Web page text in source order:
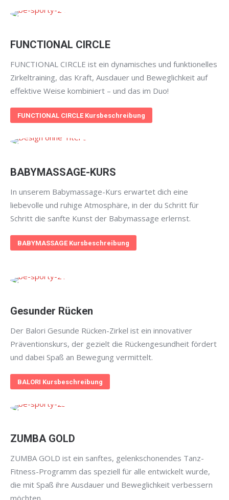
FUNCTIONAL CIRCLE
FUNCTIONAL CIRCLE ist ein dynamisches und funktionelles
Zirkeltraining, das Kraft, Ausdauer und Beweglichkeit auf
effektive Weise kombiniert – und das im Duo!
FUNCTIONAL CIRCLE Kursbeschreibung
BABYMASSAGE-KURS
In unserem Babymassage-Kurs erwartet dich eine
liebevolle und ruhige Atmosphäre, in der du Schritt für
Schritt die sanfte Kunst der Babymassage erlernst.
BABYMASSAGE Kursbeschreibung
Gesunder Rücken
Der Balori Gesunde Rücken-Zirkel ist ein innovativer
Präventionskurs, der gezielt die Rückengesundheit fördert
und dabei Spaß an Bewegung vermittelt.
BALORI Kursbeschreibung
ZUMBA GOLD
ZUMBA GOLD ist ein sanftes, gelenkschonendes Tanz-
Fitness-Programm das speziell für alle entwickelt wurde,
die mit Spaß ihre Ausdauer und Beweglichkeit verbessern